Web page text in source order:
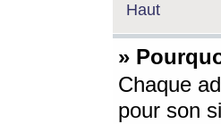
Haut
»
Chaque
pour son